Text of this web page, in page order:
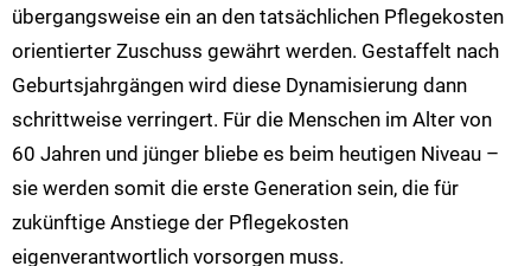
übergangsweise ein an den tatsächlichen Pflegekosten
orientierter Zuschuss gewährt werden. Gestaffelt nach
Geburtsjahrgängen wird diese Dynamisierung dann
schrittweise verringert. Für die Menschen im Alter von
60 Jahren und jünger bliebe es beim heutigen Niveau –
sie werden somit die erste Generation sein, die für
zukünftige Anstiege der Pflegekosten
eigenverantwortlich vorsorgen muss.